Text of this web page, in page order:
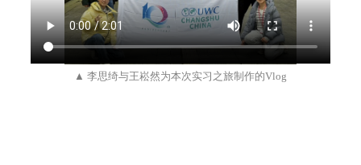
▲ 李思绮与王崧然为本次实习之旅制作的Vlog